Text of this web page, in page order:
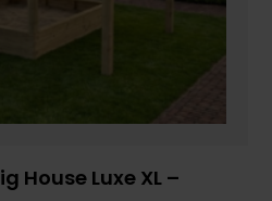
House Luxe XL –